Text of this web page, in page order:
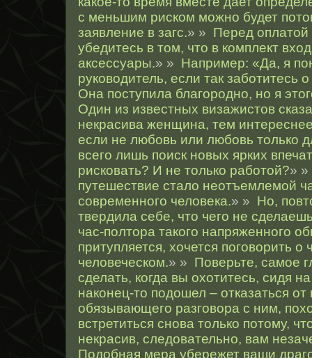
с меньшим риском можно будет
заявление в загс.» » Перед оплатой
убедитесь в том, что в комплект
аксессуары.» » Например: «Да, я
руководитель, если так заботитесь
Она поступила благородно, но я
Один из известных визажистов
некрасива женщина, тем
если не любовь или любовь только
всего лишь поиск новых ярких
рисковать? И не только работой?»
путешествие стало неотъемлемой
современного человека.» » Но,
твердила себе, что чего не
час-полтора такого напряженного
притупляется, хочется поговорить о
человеческом.» » Поверьте, самое
сделать, когда вы охотитесь, сидя
наконец-то подошел – отказаться от
обязывающего разговора с ним,
встретиться снова только потому,
некрасив, следовательно, вам
Подобная мера убережет ваши